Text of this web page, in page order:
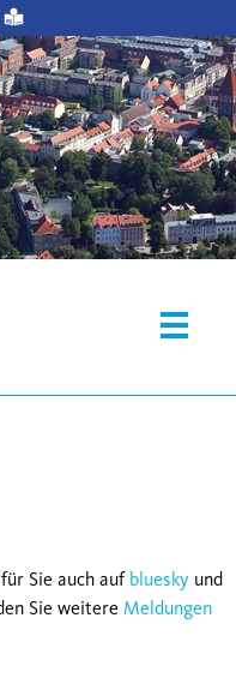
Sie auch auf bluesky und
Sie weitere Meldungen